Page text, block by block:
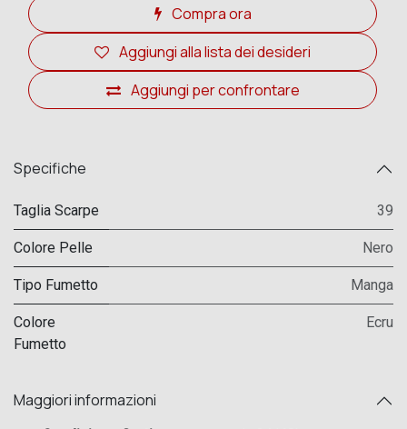
Compra ora
Aggiungi per confrontare
Aggiungi alla lista dei desideri
Specifiche
Taglia Scarpe 39
Colore Pelle Nero
Tipo Fumetto Manga
Colore
Fumetto
Ecru
Maggiori informazioni